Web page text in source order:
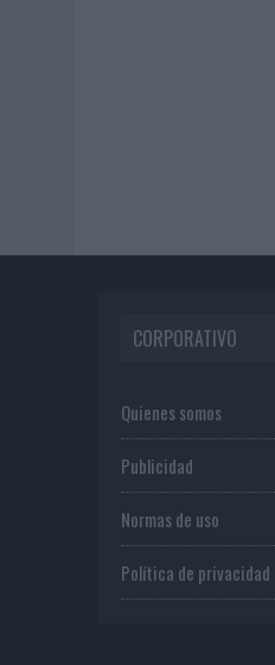
CORPORATIVO
Quienes somos
Publicidad
Normas de uso
Política de privacidad